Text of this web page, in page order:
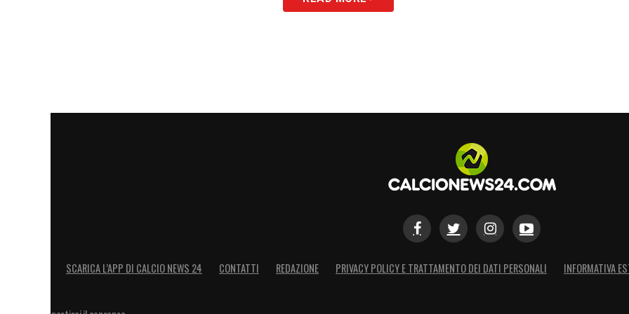
SCARICA L’APP DI CALCIO NEWS 24 CONTATTI REDAZIONE PRIVACY POLICY E TRATTAMENTO DEI DATI PERSONALI INFORMATIVA